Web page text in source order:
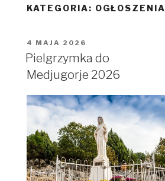
KATEGORIA: OGŁOSZENIA
OPUBLIKOWANE
W
4 MAJA 2026
Pielgrzymka do
Medjugorje 2026